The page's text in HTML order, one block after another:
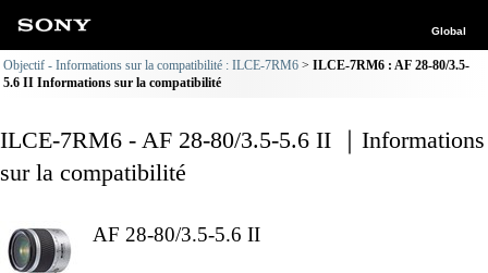
Global
Objectif - Informations sur la compatibilité : ILCE-7RM6
ILCE-7RM6 : AF 28-80/3.5-
5.6 II Informations sur la compatibilité
ILCE-7RM6 - AF 28-80/3.5-5.6 II ｜Informations
sur la compatibilité
AF 28-80/3.5-5.6 II